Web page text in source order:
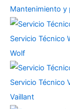
Mantenimiento y
Servicio Técnico
Wolf
Servicio Técnico
Vaillant